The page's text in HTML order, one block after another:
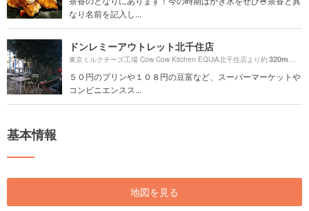
なり名前を記入し...
ドンレミーアウトレット北千住店
東京ミルクチーズ工場 Cow Cow Kitchen EQUiA北千住店より約320m
５０円のプリンや１０８円の豆富など、スーパーマーケットや
コンビニエンスス...
基本情報
地図を見る